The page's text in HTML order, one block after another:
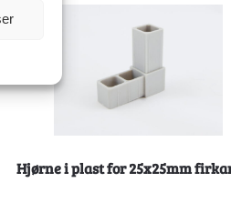
Hjørne i plast for 25x25mm